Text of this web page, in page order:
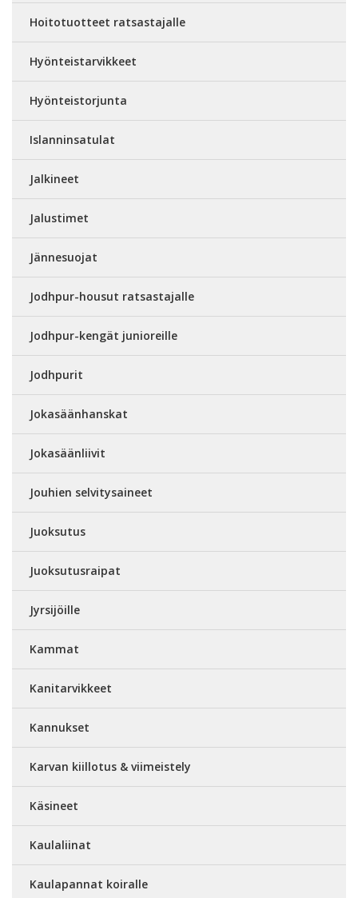
Hoitotuotteet ratsastajalle
Hyönteistarvikkeet
Hyönteistorjunta
Islanninsatulat
Jalkineet
Jalustimet
Jännesuojat
Jodhpur-housut ratsastajalle
Jodhpur-kengät junioreille
Jodhpurit
Jokasäänhanskat
Jokasäänliivit
Jouhien selvitysaineet
Juoksutus
Juoksutusraipat
Jyrsijöille
Kammat
Kanitarvikkeet
Kannukset
Karvan kiillotus & viimeistely
Käsineet
Kaulaliinat
Kaulapannat koiralle